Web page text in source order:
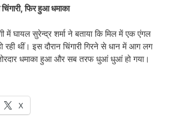
फिर हुआ धमाका
में घायल सुरेन्द्र शर्मा ने बताया कि मिल में एक एंगल
रही थीं। इस दौरान चिंगारी गिरने से धान में आग लग
धमाका हुआ और सब तरफ धुआं धुआं हो गया।
X